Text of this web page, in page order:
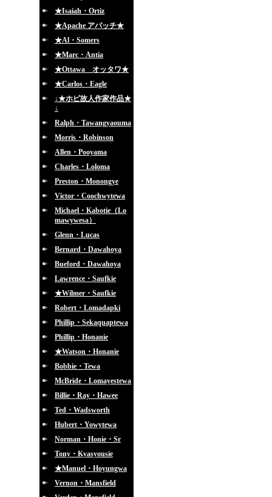
★Isaiah・Ortiz
★Apache アパッチ★
★Al・Somers
★Marc・Antia
★Ottawa オッタワ★
★Carlos・Eagle
↓★ホピ故人作家作品★
↓
Ralph・Tawangyaouma
Morris・Robinson
Allen・Pooyama
Charles・Loloma
Preston・Monongye
Victor・Coochwytewa
Michael・Kabotie（Lo
mawywesa）
Glenn・Lucas
Bernard・Dawahoya
Bueford・Dawahoya
Lawrence・Saufkie
★Wilmer・Saufkie
Robert・Lomadapki
Phillip・Sekaquaptewa
Phillip・Honanie
★Watson・Honanie
Bobbie・Tewa
McBride・Lomayestewa
Billie・Ray・Hawee
Ted・Wadsworth
Hubert・Yowytewa
Norman・Honie・Sr
Tony・Kyasyousie
★Manuel・Hoyungwa
Vernon・Mansfield